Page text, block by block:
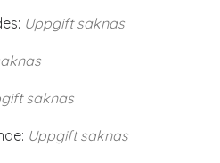
Uppgift saknas
saknas
Uppgift saknas